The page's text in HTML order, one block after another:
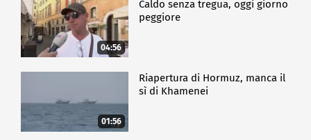
04:56
Caldo senza tregua, oggi giorno
peggiore
01:56
Riapertura di Hormuz, manca il
sì di Khamenei